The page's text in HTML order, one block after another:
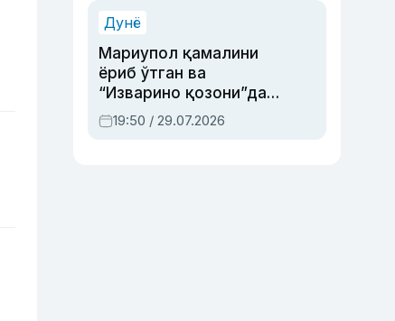
Дунё
Мариупол қамалини
ёриб ўтган ва
“Изварино қозони”дан
чиққан қаҳрамон —
Украина армияси бош
19:50 / 29.07.2026